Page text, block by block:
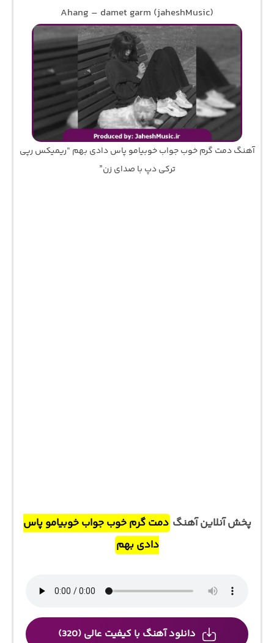
Ahang – damet garm (jaheshMusic)
آهنگ دمت گرم خوب جواب خوبیامو پاس دادی بهم “ریمیکس رپی
ترکی دپ با صدای زن”
پخش آنلاین آهنگ دمت گرم خوب جواب خوبیامو پاس
دادی بهم
دانلود آهنگ با کیفیت عالی (320)